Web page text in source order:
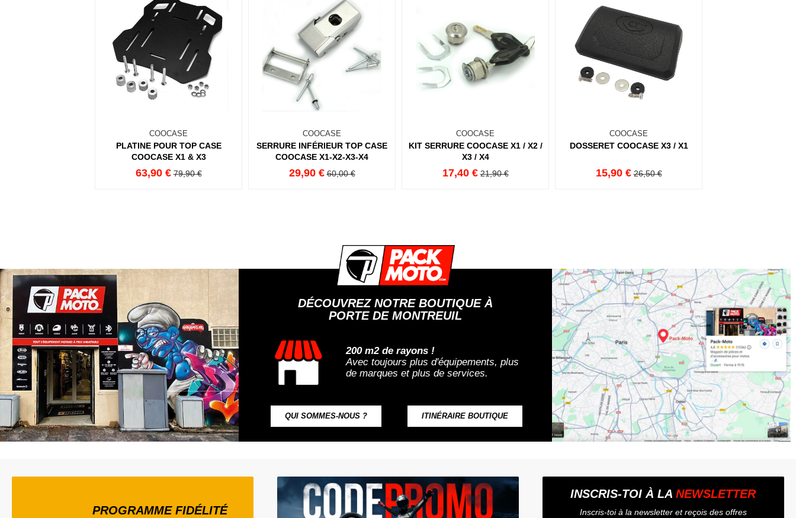
COOCASE
PLATINE POUR TOP CASE
COOCASE X1 & X3
63,90 € 79,90 €
COOCASE
SERRURE INFÉRIEUR TOP CASE
COOCASE X1-X2-X3-X4
29,90 € 60,00 €
COOCASE
KIT SERRURE COOCASE X1 / X2 /
X3 / X4
17,40 € 21,90 €
COOCASE
DOSSERET COOCASE X3 / X1
15,90 € 26,50 €
DÉCOUVREZ NOTRE BOUTIQUE À
PORTE DE MONTREUIL
200 m2 de rayons !
Avec toujours plus d'équipements, plus
de marques et plus de services.
QUI SOMMES-NOUS ? ITINÉRAIRE BOUTIQUE
PROGRAMME FIDÉLITÉ
INSCRIS-TOI À LANEWSLETTER
Inscris-toi à la newsletter et reçois des offres